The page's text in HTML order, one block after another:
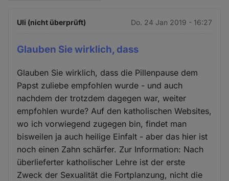
Uli (nicht überprüft) Do. 24 Jan 2019 - 16:27
Glauben Sie wirklich, dass
Glauben Sie wirklich, dass die Pillenpause dem
Papst zuliebe empfohlen wurde - und auch
nachdem der trotzdem dagegen war, weiter
empfohlen wurde? Auf den katholischen Websites,
wo ich vorwiegend zugegen bin, findet man
bisweilen ja auch heilige Einfalt - aber das hier ist
noch einen Zahn schärfer. Zur Information: Nach
überlieferter katholischer Lehre ist der erste
Zweck der Sexualität die Fortplanzung, nicht die